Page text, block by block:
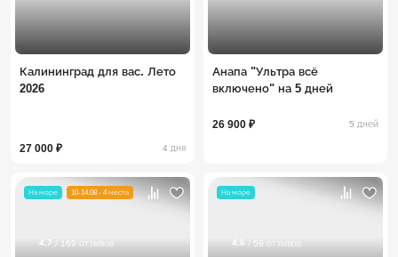
Калининград для вас. Лето
2026
27 000 ₽ 4 дня
Анапа "Ультра всё
включено" на 5 дней
26 900 ₽ 5 дней
На море 10-14.08 - 4 места
4.7 / 169 отзывов
На море
4.6 / 56 отзывов